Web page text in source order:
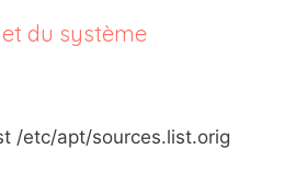
du système
/etc/apt/sources.list.orig